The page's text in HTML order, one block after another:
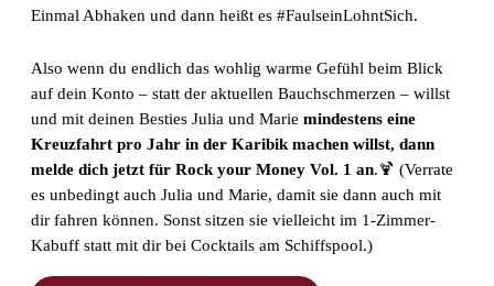
Einmal Abhaken und dann heißt es #FaulseinLohntSich.
Also wenn du endlich das wohlig warme Gefühl beim Blick
auf dein Konto – statt der aktuellen Bauchschmerzen – willst
und mit deinen Besties Julia und Marie mindestens eine
Kreuzfahrt pro Jahr in der Karibik machen willst, dann
melde dich jetzt für Rock your Money Vol. 1 an.🍹 (Verrate
es unbedingt auch Julia und Marie, damit sie dann auch mit
dir fahren können. Sonst sitzen sie vielleicht im 1-Zimmer-
Kabuff statt mit dir bei Cocktails am Schiffspool.)